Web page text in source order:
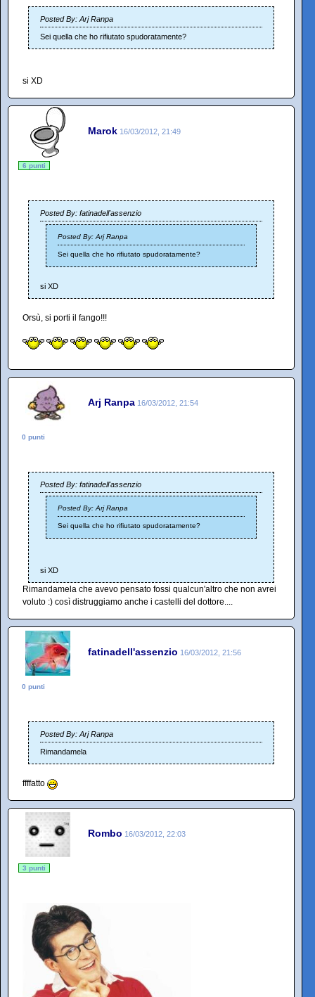
Posted By: Arj Ranpa
Sei quella che ho rifiutato spudoratamente?
si XD
Marok 16/03/2012, 21:49
6 punti
Posted By: fatinadell'assenzio
Posted By: Arj Ranpa
Sei quella che ho rifiutato spudoratamente?
si XD
Orsù, si porti il fango!!!
Arj Ranpa 16/03/2012, 21:54
0 punti
Posted By: fatinadell'assenzio
Posted By: Arj Ranpa
Sei quella che ho rifiutato spudoratamente?
si XD
Rimandamela che avevo pensato fossi qualcun'altro che non avrei
voluto :) così distruggiamo anche i castelli del dottore....
fatinadell'assenzio 16/03/2012, 21:56
0 punti
Posted By: Arj Ranpa
Rimandamela
ffffatto
Rombo 16/03/2012, 22:03
3 punti